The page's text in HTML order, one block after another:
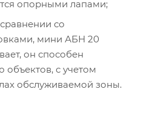
опорными лапами;
со
мини АБН 20
он способен
объектов, с учетом
обслуживаемой зоны.